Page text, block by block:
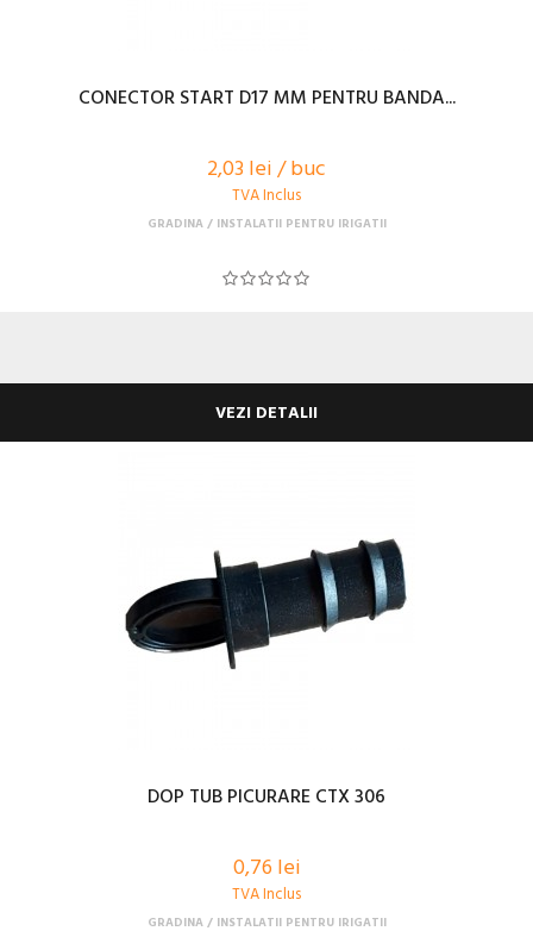
CONECTOR START D17 MM PENTRU BANDA...
2,03 lei / buc
TVA Inclus
GRADINA INSTALATII PENTRU IRIGATII
VEZI DETALII
DOP TUB PICURARE CTX 306
0,76 lei
TVA Inclus
GRADINA INSTALATII PENTRU IRIGATII